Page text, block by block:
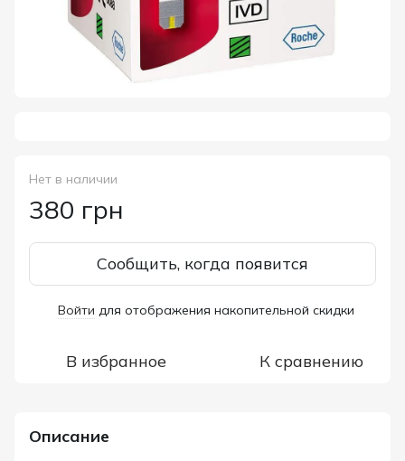
Нет в наличии
380 грн
Сообщить, когда появится
Войти для отображения накопительной скидки
В избранное К сравнению
Описание